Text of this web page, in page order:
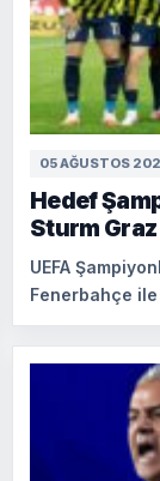
05 AĞUSTOS
Hedef
Sturm Graz
UEFA
Fenerbahçe ile